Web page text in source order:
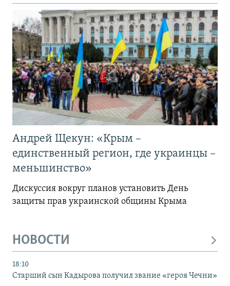
Андрей Щекун: «Крым –
единственный регион, где украинцы –
меньшинство»
Дискуссия вокруг планов установить День
защиты прав украинской общины Крыма
НОВОСТИ
18:10
Старший сын Кадырова получил звание «героя Чечни»